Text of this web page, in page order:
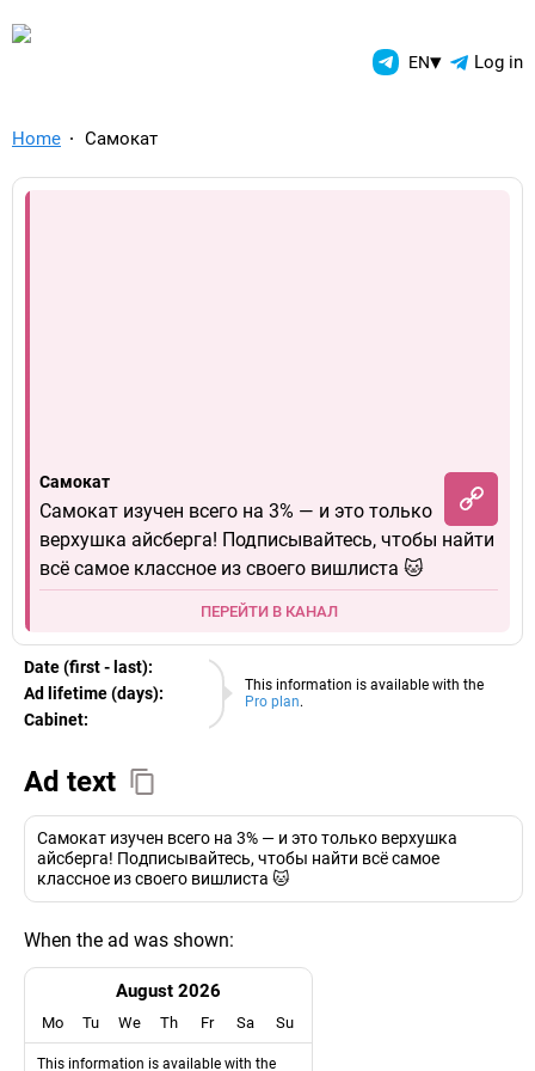
TelegramAds.com — EN▾ Log in
Home Самокат
Самокат
Самокат изучен всего на 3% — и это только
верхушка айсберга! Подписывайтесь, чтобы найти
всё самое классное из своего вишлиста 🐱
ПЕРЕЙТИ В КАНАЛ
This information is available with the
Pro plan.
Date (first - last):
08.08.2026
Ad lifetime (days):
Cabinet:
EURO
Ad text
Самокат изучен всего на 3% — и это только верхушка
айсберга! Подписывайтесь, чтобы найти всё самое
классное из своего вишлиста 🐱
When the ad was shown:
August 2026
Mo Tu We Th Fr Sa Su
This information is available with the